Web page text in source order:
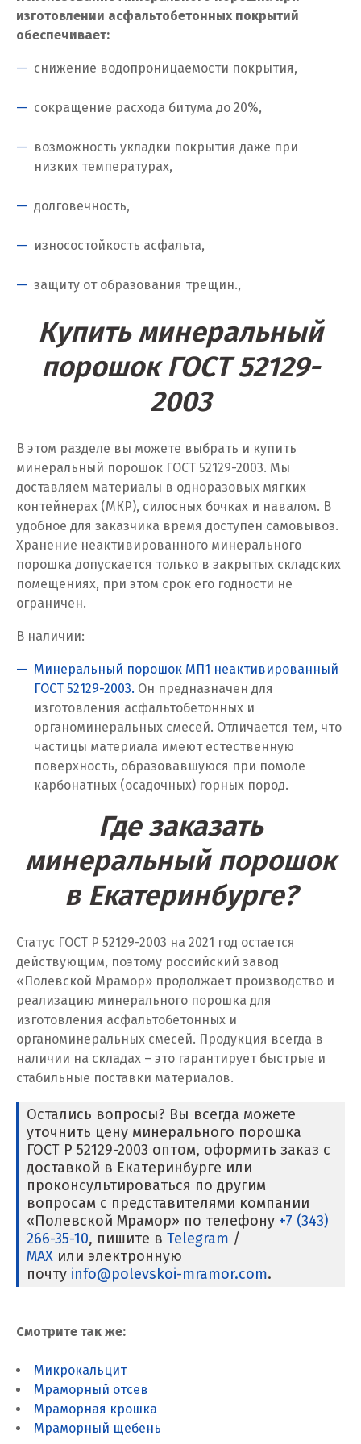
Краснодар
Крым
Лангепас
Липецк
Лыткарино
Люберцы
М
Магнитогорск
Махачкала
Москва
Мытищи
Н
Наро-Фоминск
Невьянск
Нефтеюганск
Нижневартовск
Нижний Новгород
Нижний Тагил
Новгород
Новокоалиновый
Новокузнецк
Новороссийск
Новосибирск
Новоуральск
Новый Уренгой
Ногинск
Ноябрьск
Нягань
изготовлении асфальтобетонных покрытий
обеспечивает:
снижение водопроницаемости покрытия,
сокращение расхода битума до 20%,
возможность укладки покрытия даже при
низких температурах,
долговечность,
износостойкость асфальта,
защиту от образования трещин.,
Купить минеральный
порошок ГОСТ 52129-
2003
В этом разделе вы можете выбрать и купить
минеральный порошок ГОСТ 52129-2003. Мы
доставляем материалы в одноразовых мягких
контейнерах (МКР), силосных бочках и навалом. В
удобное для заказчика время доступен самовывоз.
Хранение неактивированного минерального
порошка допускается только в закрытых складских
помещениях, при этом срок его годности не
ограничен.
В наличии:
Минеральный порошок МП1 неактивированный
ГОСТ 52129-2003. Он предназначен для
изготовления асфальтобетонных и
органоминеральных смесей. Отличается тем, что
частицы материала имеют естественную
поверхность, образовавшуюся при помоле
карбонатных (осадочных) горных пород.
Где заказать
минеральный порошок
в Екатеринбурге?
Статус ГОСТ Р 52129-2003 на 2021 год остается
действующим, поэтому российский завод
«Полевской Мрамор» продолжает производство и
реализацию минерального порошка для
изготовления асфальтобетонных и
органоминеральных смесей. Продукция всегда в
наличии на складах – это гарантирует быстрые и
стабильные поставки материалов.
Остались вопросы? Вы всегда можете
уточнить цену минерального порошка
ГОСТ Р 52129-2003 оптом, оформить заказ с
доставкой в Екатеринбурге или
проконсультироваться по другим
вопросам с представителями компании
«Полевской Мрамор» по телефону +7 (343)
266-35-10, пишите в Telegram /
MAX или электронную
почту info@polevskoi-mramor.com.
Смотрите так же:
Микрокальцит
Мраморный отсев
Мраморная крошка
Мраморный щебень